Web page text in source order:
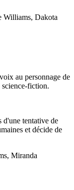
Williams, Dakota
au personnage de
science-fiction.
d'une tentative de
et décide de
Miranda